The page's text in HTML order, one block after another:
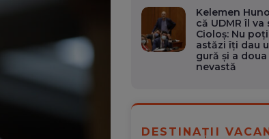
Kelemen
că UDMR îl
Cioloș: Nu
astăzi îţi dau
gură şi a
nevastă
DESTINAȚII